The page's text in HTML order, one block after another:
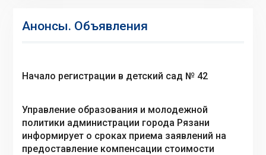
Анонсы. Объявления
Начало регистрации в детский сад № 42
Управление образования и молодежной
политики администрации города Рязани
информирует о сроках приема заявлений на
предоставление компенсации стоимости